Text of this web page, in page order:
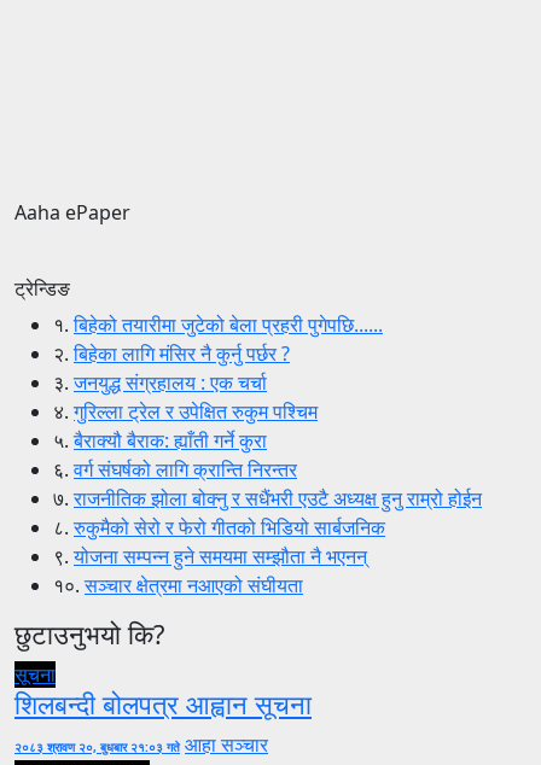
Aaha ePaper
ट्रेन्डिङ
१.बिहेको तयारीमा जुटेको बेला प्रहरी पुगेपछि......
२.बिहेका लागि मंसिर नै कुर्नु पर्छर ?
३.जनयुद्ध संग्रहालय : एक चर्चा
४.गुरिल्ला ट्रेल र उपेक्षित रुकुम पश्चिम
५.बैराक्यौ बैराक: ह्याँती गर्ने कुरा
६.वर्ग संघर्षको लागि क्रान्ति निरन्तर
७.राजनीतिक झोला बोक्नु र सधैंभरी एउटै अध्यक्ष हुनु राम्रो होईन
८.रुकुमैको सेरो र फेरो गीतको भिडियो सार्बजनिक
९.योजना सम्पन्न हुने समयमा सम्झौता नै भएनन्
१०.सञ्चार क्षेत्रमा नआएको संघीयता
छुटाउनुभयो कि?
सूचना
शिलबन्दी बोलपत्र आह्वान सूचना
२०८३ श्रावण २०, बुधबार २१:०३ गते आहा सञ्चार